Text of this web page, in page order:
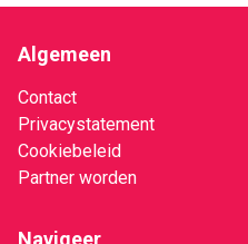
Algemeen
Contact
Privacystatement
Cookiebeleid
Partner worden